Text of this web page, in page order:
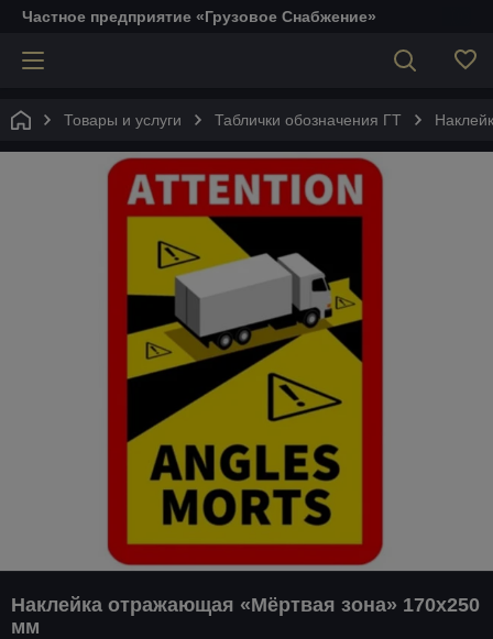
Частное предприятие «Грузовое Снабжение»
Товары и услуги Таблички обозначения ГТ
Наклейка отражающая «Мёртвая зона» 170х250
мм